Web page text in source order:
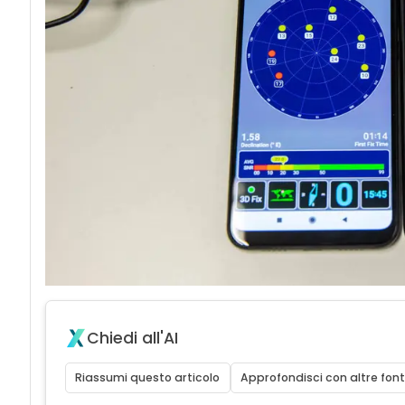
Chiedi all'AI
Riassumi questo articolo Approfondisci con altre